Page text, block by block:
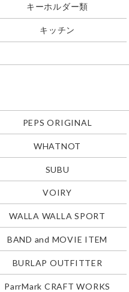
キーホルダー類
キッチン
PEPS ORIGINAL
WHATNOT
SUBU
VOIRY
WALLA WALLA SPORT
BAND and MOVIE ITEM
BURLAP OUTFITTER
ParrMark CRAFT WORKS